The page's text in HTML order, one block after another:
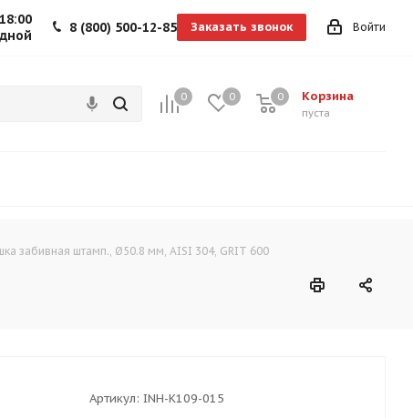
Войти
8 (800) 500-12-85 Заказать звонок
0 0 Корзина
0
пуста
0
забивная штамп., Ø50.8 мм, AISI 304, GRIT 600
Артикул: INH-K109-015